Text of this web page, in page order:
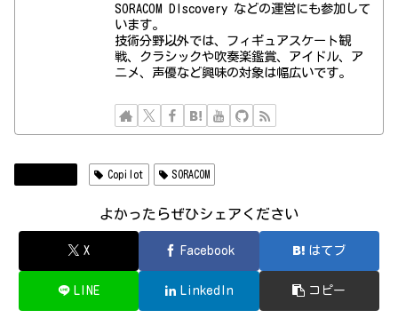
SORACOM DIscovery などの運営にも参加して
います。
技術分野以外では、フィギュアスケート観
戦、クラシックや吹奏楽鑑賞、アイドル、ア
ニメ、声優など興味の対象は幅広いです。
Copilot SORACOM
よかったらぜひシェアください
X Facebook はてブ
LINE LinkedIn コピー